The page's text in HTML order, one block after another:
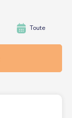
Toute